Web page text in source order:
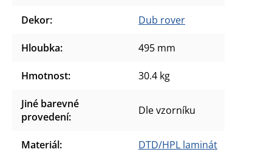
Dekor: Dub rover
Hloubka: 495 mm
Hmotnost: 30.4 kg
Jiné barevné
provedení: Dle vzorníku
Materiál: DTD/HPL laminát